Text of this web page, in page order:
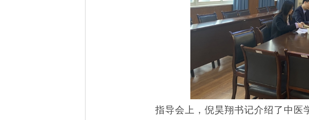
指导会上，倪昊翔书记介绍了中医